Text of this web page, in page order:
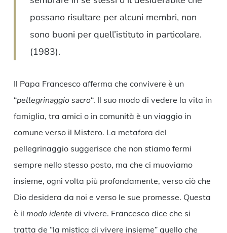
possano risultare per alcuni membri, non
sono buoni per quell’istituto in particolare.
(1983).
Il Papa Francesco afferma che convivere è un
“pellegrinaggio sacro“. Il suo modo di vedere la vita in
famiglia, tra amici o in comunità è un viaggio in
comune verso il Mistero. La metafora del
pellegrinaggio suggerisce che non stiamo fermi
sempre nello stesso posto, ma che ci muoviamo
insieme, ogni volta più profondamente, verso ciò che
Dio desidera da noi e verso le sue promesse. Questa
è il modo idente di vivere. Francesco dice che si
tratta de “la mistica di vivere insieme” quello che